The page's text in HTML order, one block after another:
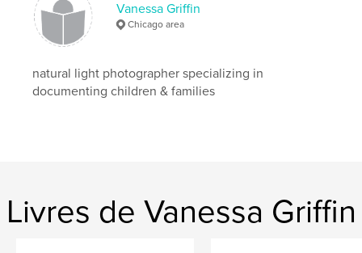
Vanessa Griffin
Chicago area
natural light photographer specializing in
documenting children & families
Livres de Vanessa Griffin